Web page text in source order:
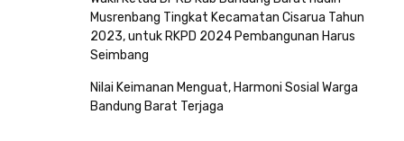
Musrenbang Tingkat Kecamatan Cisarua Tahun
2023, untuk RKPD 2024 Pembangunan Harus
Seimbang
Nilai Keimanan Menguat, Harmoni Sosial Warga
Bandung Barat Terjaga